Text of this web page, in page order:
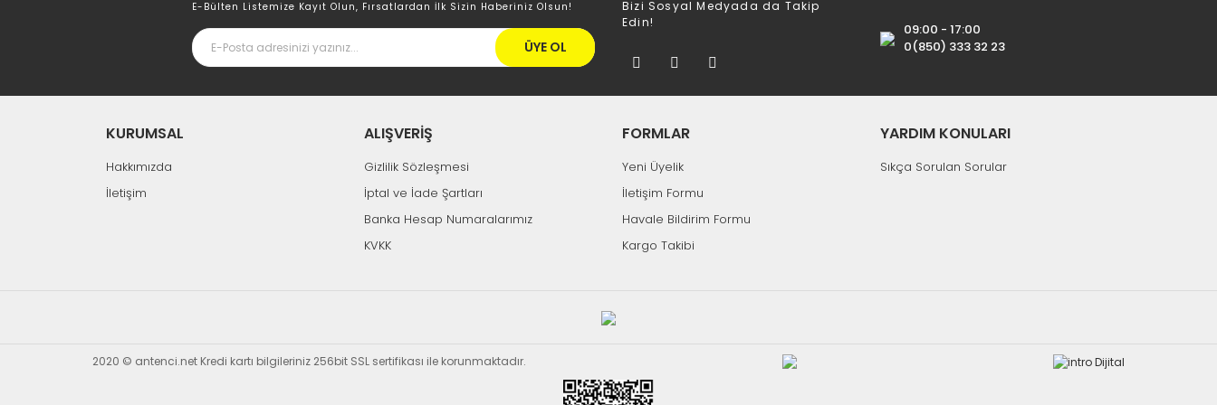
E-Bülten Listemize Kayıt Olun, Fırsatlardan İlk Sizin Haberiniz Olsun!
ÜYE OL
Bizi Sosyal Medyada da Takip
Edin!
09:00 - 17:00
0(850) 333 32 23
KURUMSAL
Hakkımızda
İletişim
ALIŞVERİŞ
Gizlilik Sözleşmesi
İptal ve İade Şartları
Banka Hesap Numaralarımız
KVKK
FORMLAR
Yeni Üyelik
İletişim Formu
Havale Bildirim Formu
Kargo Takibi
YARDIM KONULARI
Sıkça Sorulan Sorular
2020 © antenci.net Kredi kartı bilgileriniz 256bit SSL sertifikası ile korunmaktadır.